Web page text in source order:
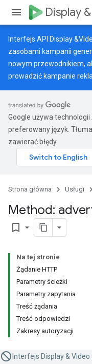
Display
Interfejs API Display
zasobami kampanii
nowym przewodnikiem,
prowadzić kampanie
Google używa
preferowany język.
zawierać błędy.
Strona główna Usługi
Method:
bookmark_border
Na tej stronie
Żądanie HTTP
Parametry ścieżki
Parametry zapytania
Treść żądania
Treść odpowiedzi
Zakresy autoryzacji
Interfejs Display &